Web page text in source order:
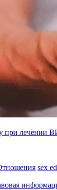
при лечении
sex